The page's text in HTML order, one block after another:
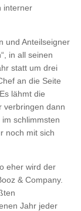
interner
und Anteilseigner
in all seinen
statt um drei
an die Seite
lähmt die
verbringen dann
schlimmsten
noch mit sich
eher wird der
& Company.
Jahr jeder